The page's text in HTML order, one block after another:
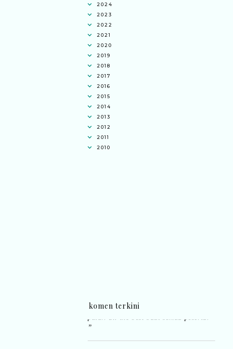
2024
2023
2022
2021
2020
2019
2018
2017
2016
2015
2014
2013
2012
2011
2010
komen terkini
”